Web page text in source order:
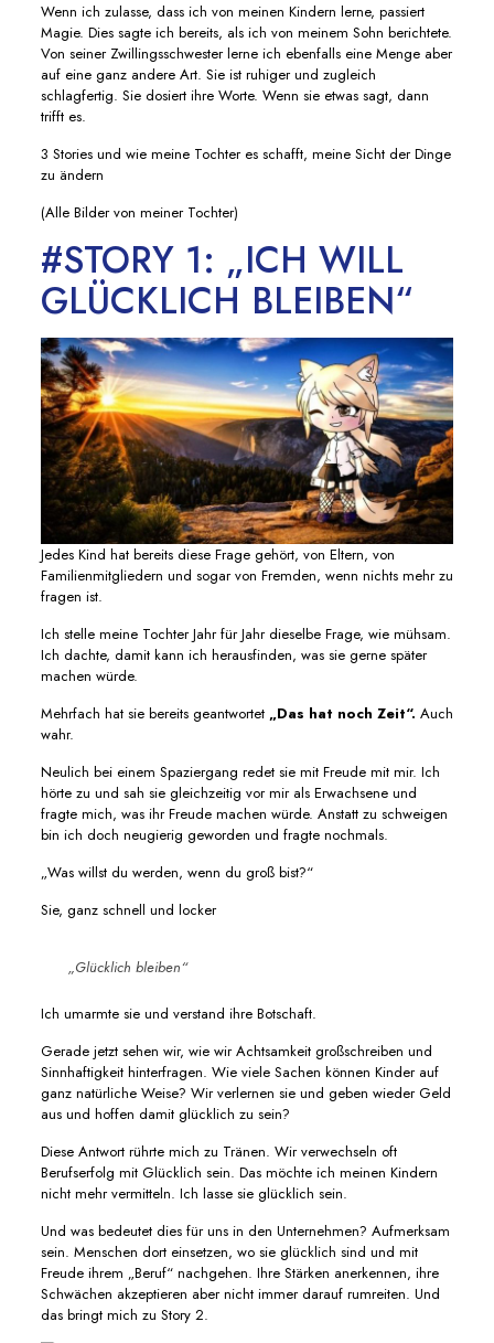
Wenn ich zulasse, dass ich von meinen Kindern lerne, passiert
Magie. Dies sagte ich bereits, als ich von meinem Sohn berichtete.
Von seiner Zwillingsschwester lerne ich ebenfalls eine Menge aber
auf eine ganz andere Art. Sie ist ruhiger und zugleich
schlagfertig. Sie dosiert ihre Worte. Wenn sie etwas sagt, dann
trifft es.
3 Stories und wie meine Tochter es schafft, meine Sicht der Dinge
zu ändern
(Alle Bilder von meiner Tochter)
#STORY 1: „ICH WILL
GLÜCKLICH BLEIBEN“
Jedes Kind hat bereits diese Frage gehört, von Eltern, von
Familienmitgliedern und sogar von Fremden, wenn nichts mehr zu
fragen ist.
Ich stelle meine Tochter Jahr für Jahr dieselbe Frage, wie mühsam.
Ich dachte, damit kann ich herausfinden, was sie gerne später
machen würde.
Mehrfach hat sie bereits geantwortet „Das hat noch Zeit“. Auch
wahr.
Neulich bei einem Spaziergang redet sie mit Freude mit mir. Ich
hörte zu und sah sie gleichzeitig vor mir als Erwachsene und
fragte mich, was ihr Freude machen würde. Anstatt zu schweigen
bin ich doch neugierig geworden und fragte nochmals.
„Was willst du werden, wenn du groß bist?“
Sie, ganz schnell und locker
„Glücklich bleiben“
Ich umarmte sie und verstand ihre Botschaft.
Gerade jetzt sehen wir, wie wir Achtsamkeit großschreiben und
Sinnhaftigkeit hinterfragen. Wie viele Sachen können Kinder auf
ganz natürliche Weise? Wir verlernen sie und geben wieder Geld
aus und hoffen damit glücklich zu sein?
Diese Antwort rührte mich zu Tränen. Wir verwechseln oft
Berufserfolg mit Glücklich sein. Das möchte ich meinen Kindern
nicht mehr vermitteln. Ich lasse sie glücklich sein.
Und was bedeutet dies für uns in den Unternehmen? Aufmerksam
sein. Menschen dort einsetzen, wo sie glücklich sind und mit
Freude ihrem „Beruf“ nachgehen. Ihre Stärken anerkennen, ihre
Schwächen akzeptieren aber nicht immer darauf rumreiten. Und
das bringt mich zu Story 2.